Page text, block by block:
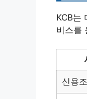
KCB는
비스를
신용